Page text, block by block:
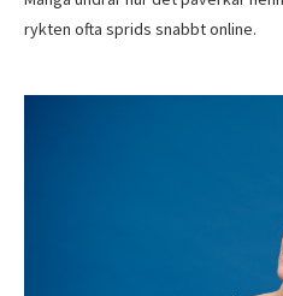
rykten ofta sprids snabbt online.